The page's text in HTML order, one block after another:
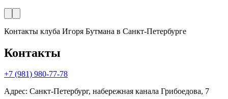
Контакты клуба Игоря Бутмана в Санкт-Петербурге
Контакты
+7 (981) 980-77-78
Адрес: Санкт-Петербург, набережная канала Грибоедова, 7